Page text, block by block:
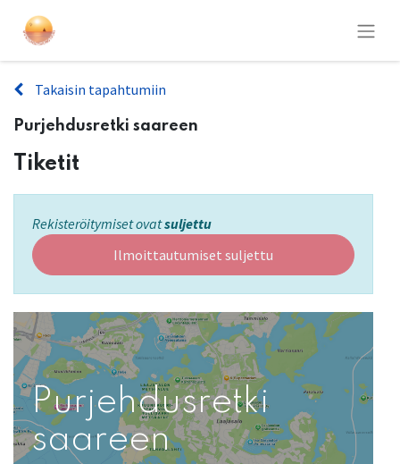
Takaisin tapahtumiin
Purjehdusretki saareen
Tiketit
Rekisteröitymiset ovatsuljettu
Ilmoittautumiset suljettu
Purjehdusretki
saareen